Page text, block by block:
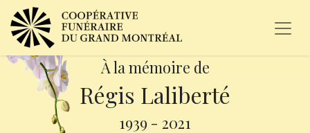
À la mémoire de
Régis Laliberté
1939 - 2021